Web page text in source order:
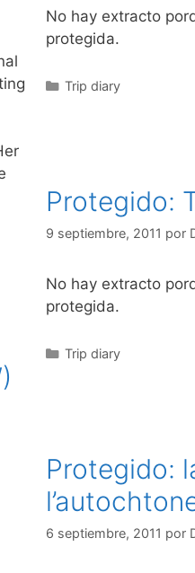
No hay extracto
protegida.
Categorías
Trip diary
Protegido:
9 septiembre, 2011 por
No hay extracto
protegida.
Categorías
Trip diary
Protegido:
6 septiembre, 2011 por